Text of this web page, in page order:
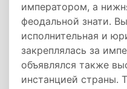
императором, а
феодальной знати.
исполнительная и
закреплялась за
объявлялся также
инстанцией страны.